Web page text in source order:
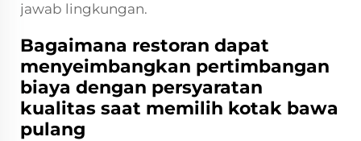
jawab lingkungan.
Bagaimana restoran dapat
menyeimbangkan pertimbangan
biaya dengan persyaratan
kualitas saat memilih kotak bawa
pulang